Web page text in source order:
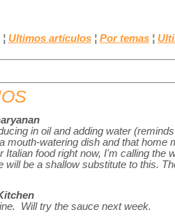
¦ Ultimos artículos ¦ Por temas ¦
in oil and adding water
mouth-watering dish and that home
Italian food right now, I'm calling the
will be a shallow substitute to this.
Will try the sauce next week.